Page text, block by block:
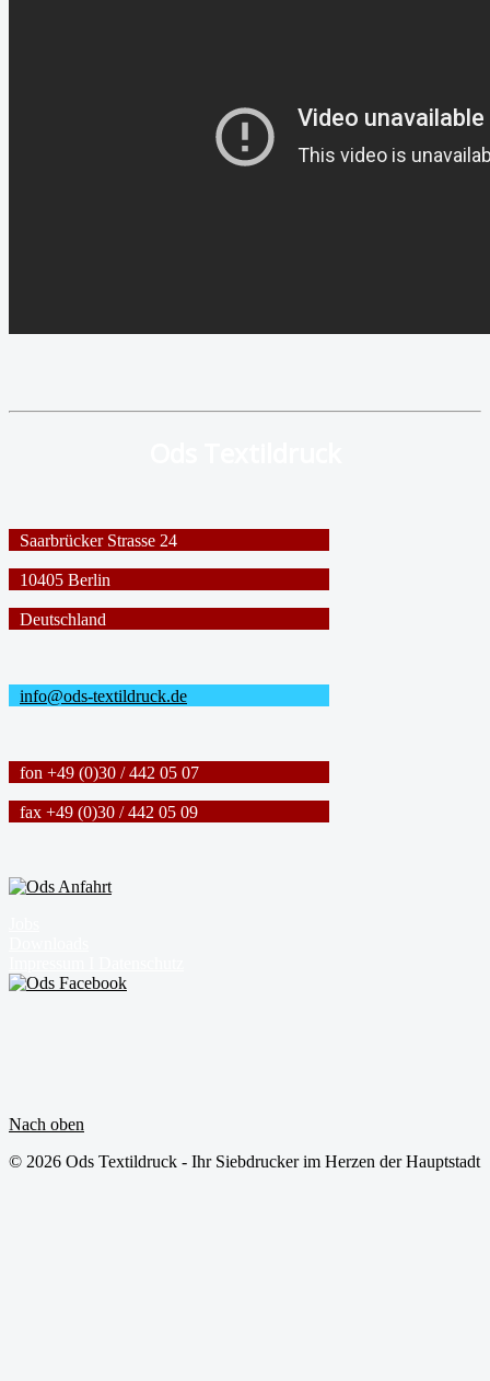
Saarbrücker Strasse 24
10405 Berlin
Deutschland
info@ods-textildruck.de
fon +49 (0)30 / 442 05 07
fax +49 (0)30 / 442 05 09
Nach oben
© 2026 Ods Textildruck - Ihr Siebdrucker im Herzen der Hauptstadt